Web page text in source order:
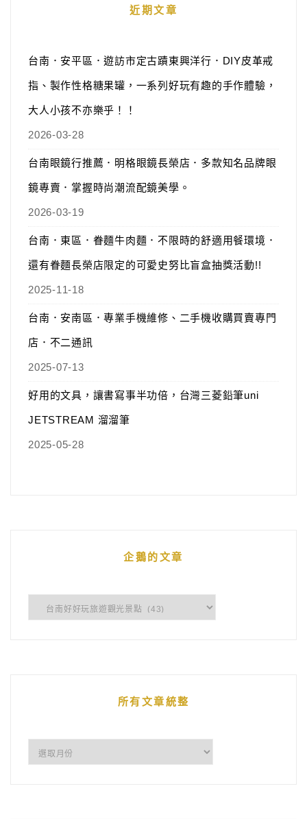
近期文章
台南．安平區．遊訪市定古蹟東興洋行．DIY皮革戒
指、製作性格糖果罐，一系列好玩有趣的手作體驗，
大人小孩不亦樂乎！！
2026-03-28
台南眼鏡行推薦．明格眼鏡長榮店．多款知名品牌眼
鏡專賣．掌握時尚潮流配鏡美學。
2026-03-19
台南．東區．眷麵牛肉麵．不限時的舒適用餐環境．
還有眷麵長榮店限定的可愛史努比盲盒抽獎活動!!
2025-11-18
台南．安南區．專業手機維修、二手機收購買賣專門
店．不二通訊
2025-07-13
好用的文具，讓書寫事半功倍，台灣三菱鉛筆uni
JETSTREAM 溜溜筆
2025-05-28
企鵝的文章
所有文章統整